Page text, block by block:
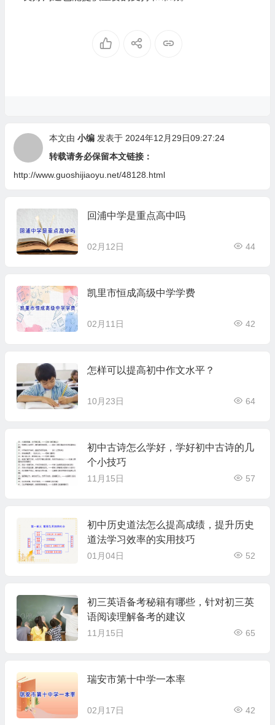
本文由 小编发表于 2024年12月29日09:27:24
转载请务必保留本文链接：
http://www.guoshijiaoyu.net/48128.html
回浦中学是重点高中吗
02月12日 44
凯里市恒成高级中学学费
02月11日 42
怎样可以提高初中作文水平？
10月23日 64
初中古诗怎么学好，学好初中古诗的几
个小技巧
11月15日 57
初中历史道法怎么提高成绩，提升历史
道法学习效率的实用技巧
01月04日 52
初三英语备考秘籍有哪些，针对初三英
语阅读理解备考的建议
11月15日 65
瑞安市第十中学一本率
02月17日 42